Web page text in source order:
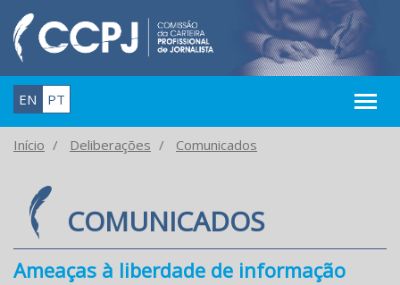
EN PT
Início Deliberações Comunicados
COMUNICADOS
Ameaças à liberdade de informação